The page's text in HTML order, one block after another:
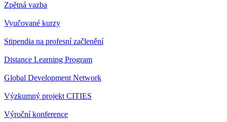
Zpětná vazba
Vyučované kurzy
Stipendia na profesní začlenění
Distance Learning Program
Global Development Network
Výzkumný projekt CITIES
Výroční konference